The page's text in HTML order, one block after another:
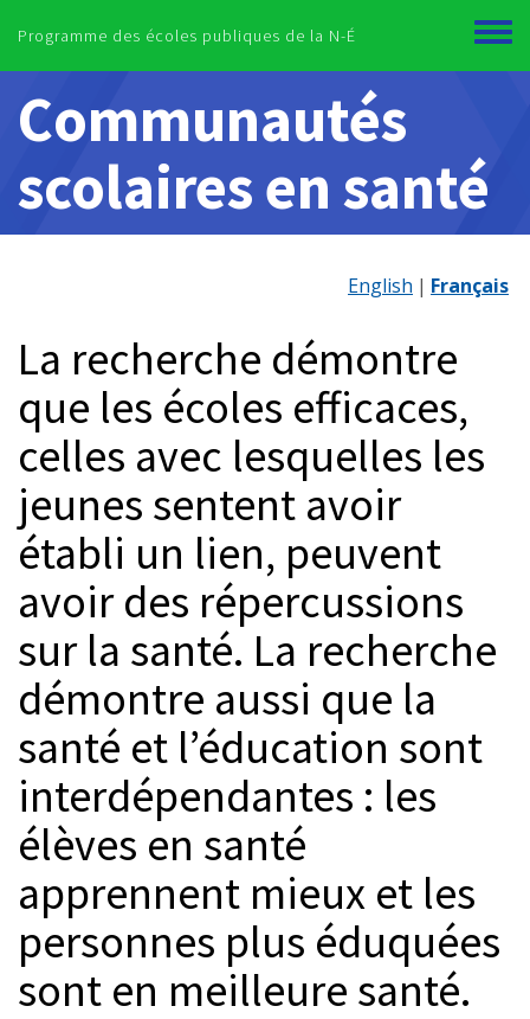
Programme des écoles publiques de la N-É
menu
Communautés
scolaires en santé
English Français
La recherche démontre
que les écoles efficaces,
celles avec lesquelles les
jeunes sentent avoir
établi un lien, peuvent
avoir des répercussions
sur la santé. La recherche
démontre aussi que la
santé et l’éducation sont
interdépendantes : les
élèves en santé
apprennent mieux et les
personnes plus éduquées
sont en meilleure santé.